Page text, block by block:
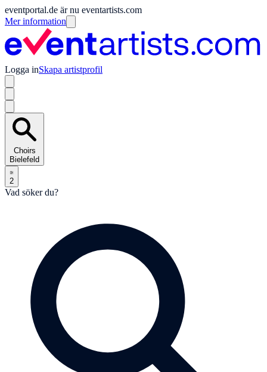
eventportal.de är nu eventartists.com
Mer information
Logga inSkapa artistprofil
Choirs
Bielefeld
2
Vad söker du?